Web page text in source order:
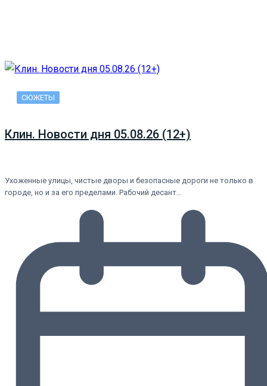
СЮЖЕТЫ
Клин. Новости дня 05.08.26 (12+)
Ухоженные улицы, чистые дворы и безопасные дороги не только в
городе, но и за его пределами. Рабочий десант…